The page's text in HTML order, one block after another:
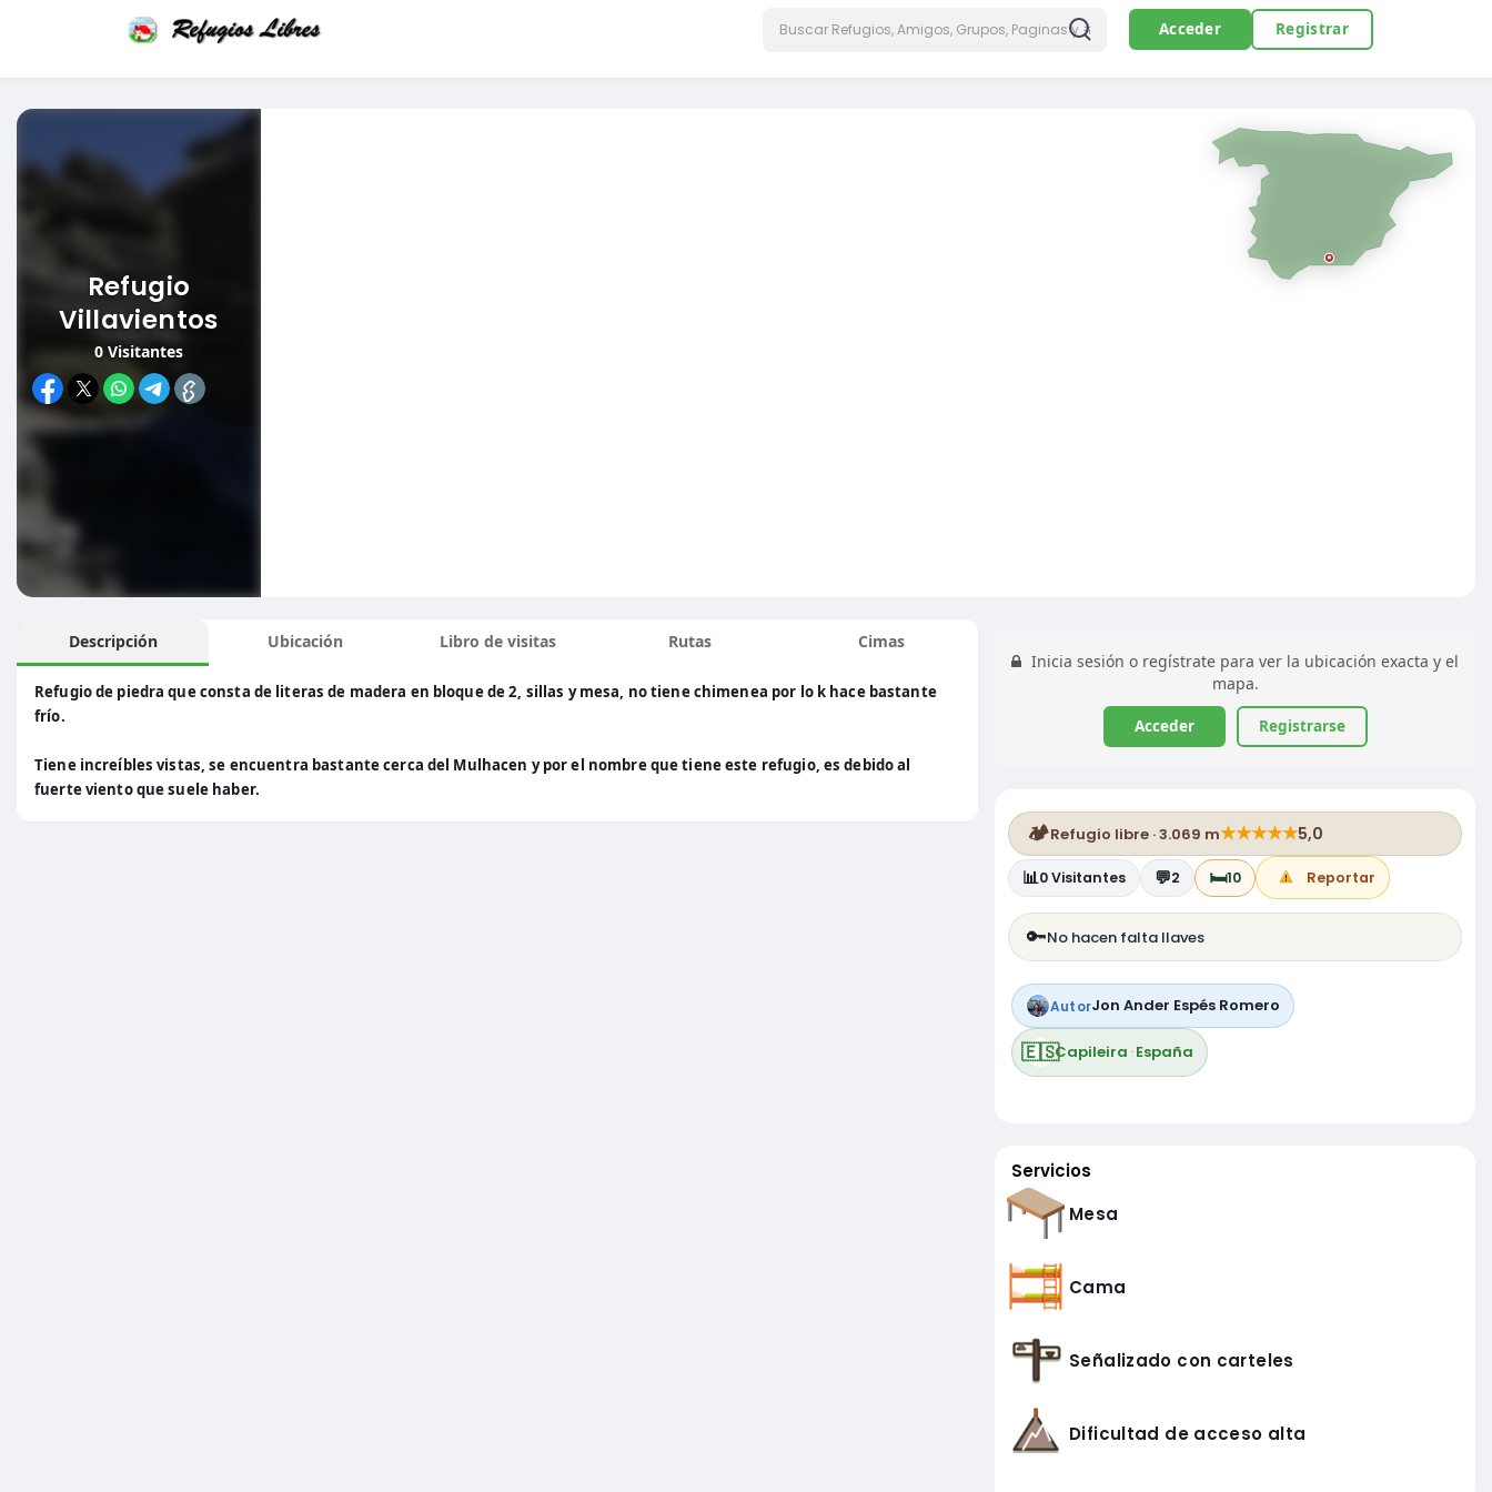
Acceder Registrar
Refugio
Villavientos
0 Visitantes
Descripción
Refugio de piedra que consta de literas de madera en bloque de 2, sillas y mesa, no tiene chimenea por lo k hace bastante
frío.
Tiene increíbles vistas, se encuentra bastante cerca del Mulhacen y por el nombre que tiene este refugio, es debido al
fuerte viento que suele haber.
Ubicación Libro de visitas Rutas
Cimas
Inicia sesión o regístrate para ver la ubicación exacta y el
mapa.
Acceder Registrarse
🏕️Refugio libre · 3.069 m★★★★★5,0
📊0Visitantes 💬2 🛏️10 Reportar
🔑No hacen falta llaves
AutorJon Ander Espés Romero
🇪🇸Capileira ·España
Servicios
Mesa
Cama
Señalizado con carteles
Dificultad de acceso alta